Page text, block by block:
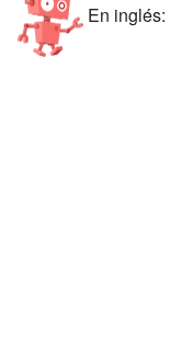
En inglés: